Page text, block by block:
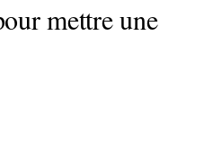
mettre une